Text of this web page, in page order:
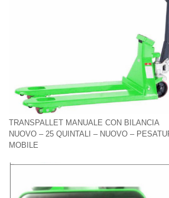
TRANSPALLET MANUALE CON BILANCIA
NUOVO – 25 QUINTALI – NUOVO –
MOBILE